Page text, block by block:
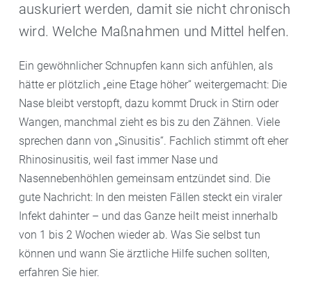
auskuriert werden, damit sie nicht chronisch
wird. Welche Maßnahmen und Mittel helfen.
Ein gewöhnlicher Schnupfen kann sich anfühlen, als
hätte er plötzlich „eine Etage höher“ weitergemacht: Die
Nase bleibt verstopft, dazu kommt Druck in Stirn oder
Wangen, manchmal zieht es bis zu den Zähnen. Viele
sprechen dann von „Sinusitis“. Fachlich stimmt oft eher
Rhinosinusitis, weil fast immer Nase und
Nasennebenhöhlen gemeinsam entzündet sind. Die
gute Nachricht: In den meisten Fällen steckt ein viraler
Infekt dahinter – und das Ganze heilt meist innerhalb
von 1 bis 2 Wochen wieder ab. Was Sie selbst tun
können und wann Sie ärztliche Hilfe suchen sollten,
erfahren Sie hier.